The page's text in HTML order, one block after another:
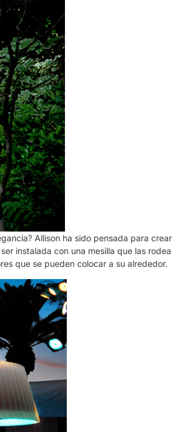
Allison ha sido pensada para crear
instalada con una mesilla que las rodea
que se pueden colocar a su alrededor.